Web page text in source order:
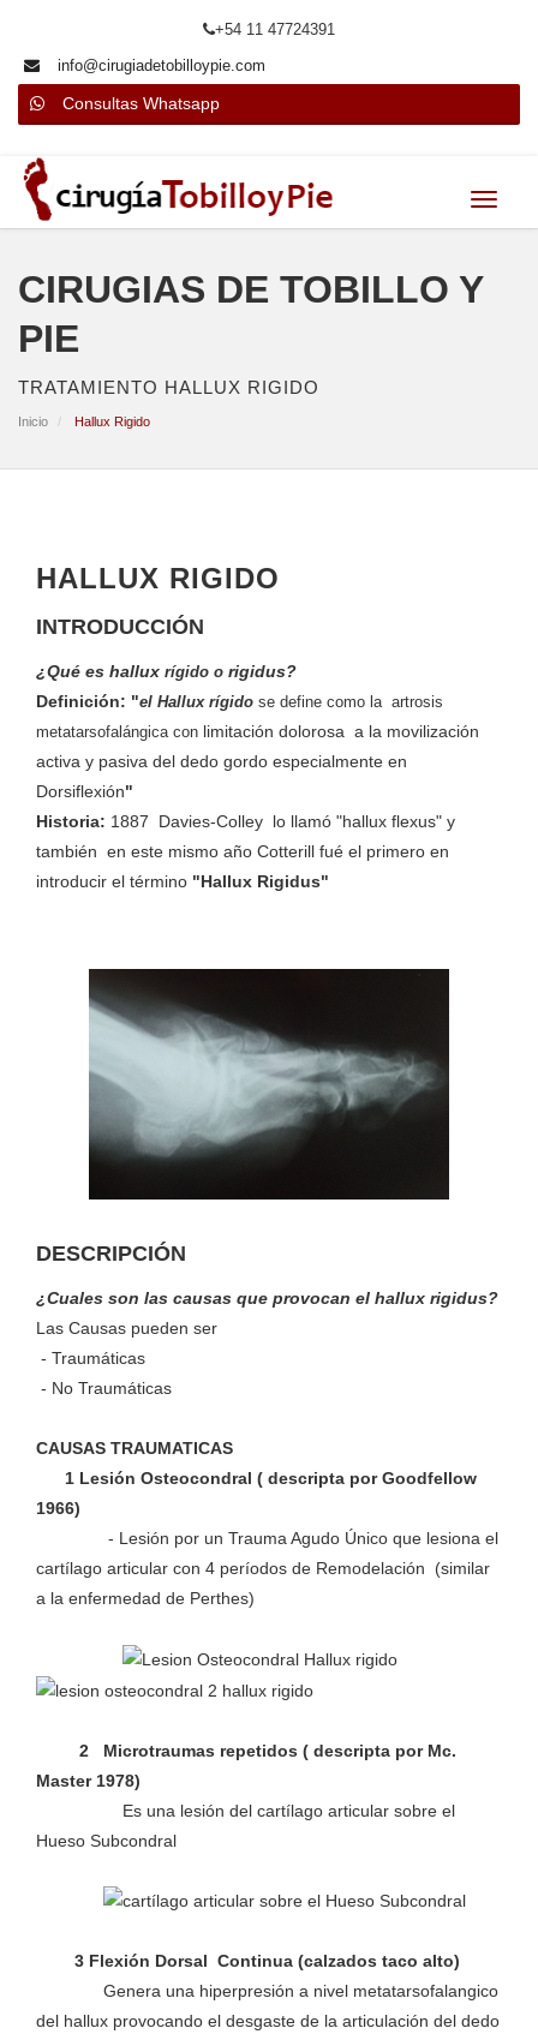
+54 11 47724391
info@cirugiadetobilloypie.com
Consultas Whatsapp
Menu
CIRUGIAS DE TOBILLO Y
PIE
TRATAMIENTO HALLUX RIGIDO
Inicio Hallux Rigido
HALLUX RIGIDO
INTRODUCCIÓN
¿Qué es hallux rígido o rigidus?
Definición: "el Hallux rígido se define como la artrosis
metatarsofalángica con limitación dolorosa a la movilización
activa y pasiva del dedo gordo especialmente en
Dorsiflexión"
Historia: 1887 Davies-Colley lo llamó "hallux flexus" y
también en este mismo año Cotterill fué el primero en
introducir el término "Hallux Rigidus"
DESCRIPCIÓN
¿Cuales son las causas que provocan el hallux rigidus?
Las Causas pueden ser
- Traumáticas
- No Traumáticas
CAUSAS TRAUMATICAS
1 Lesión Osteocondral ( descripta por Goodfellow
1966)
- Lesión por un Trauma Agudo Único que lesiona el
cartílago articular con 4 períodos de Remodelación (similar
a la enfermedad de Perthes)
2 Microtraumas repetidos ( descripta por Mc.
Master 1978)
Es una lesión del cartílago articular sobre el
Hueso Subcondral
3 Flexión Dorsal Continua (calzados taco alto)
Genera una hiperpresión a nivel metatarsofalangico
del hallux provocando el desgaste de la articulación del dedo